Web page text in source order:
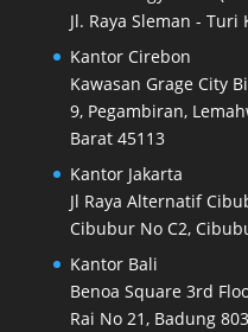
Jl. Raya Sleman - Turi
Kantor Cirebon
Kawasan Grage City
9, Pegambiran,
Barat 45113
Kantor Jakarta
Jl Raya Alternatif
Cibubur No C2,
Kantor Bali
Benoa Square 3rd
Rai No 21, Badung